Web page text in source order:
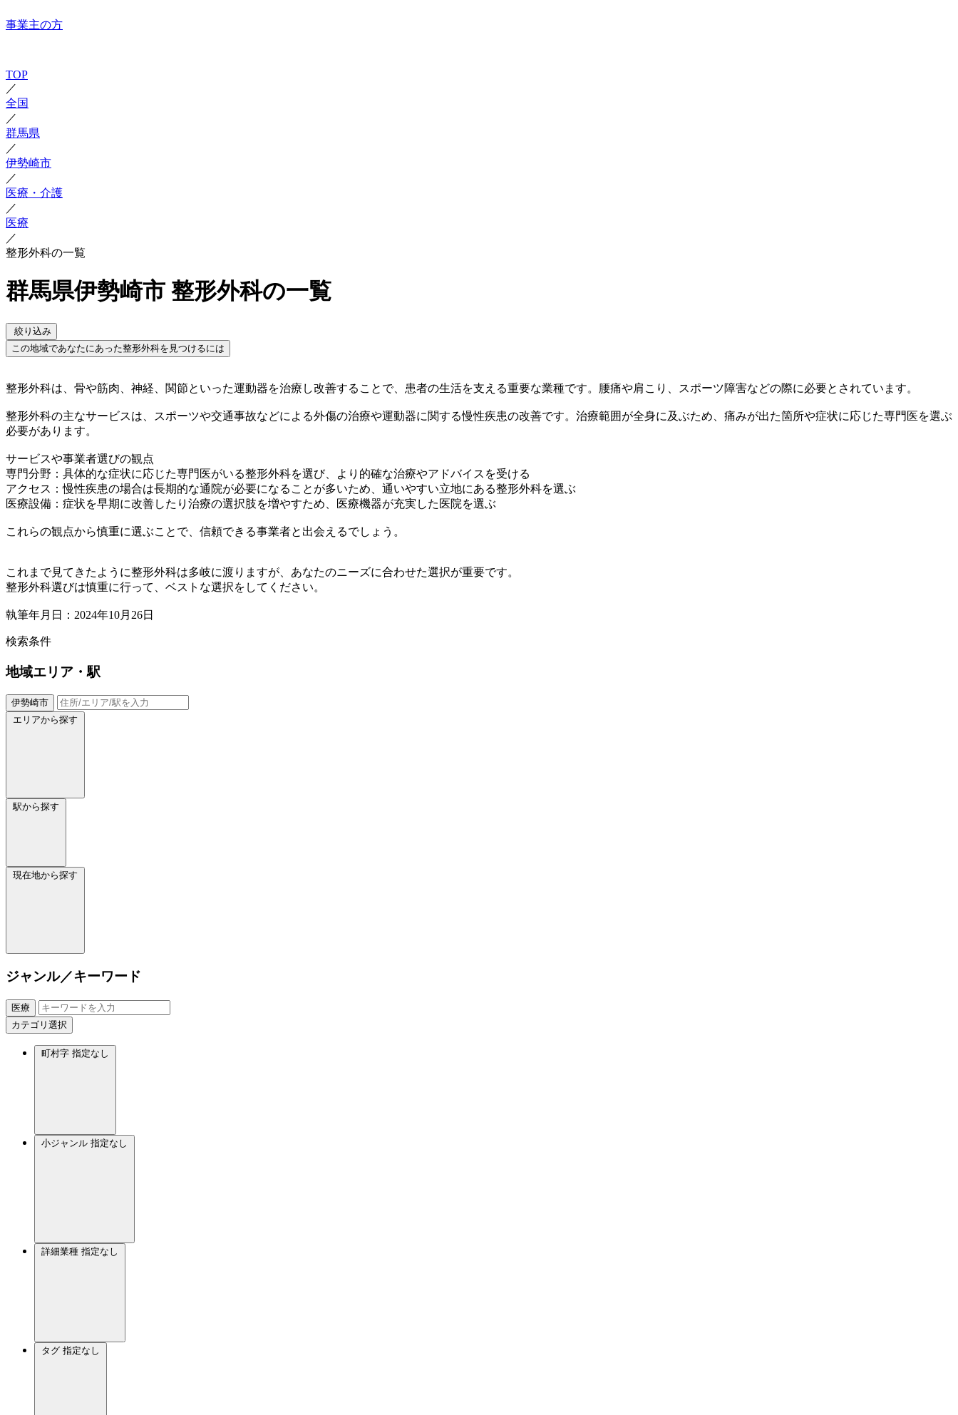
事業主の方
TOP
／
全国
／
群馬県
／
伊勢崎市
／
医療・介護
／
医療
／
整形外科の一覧
群馬県伊勢崎市 整形外科の一覧
絞り込み
この地域であなたにあった整形外科を見つけるには
整形外科は、骨や筋肉、神経、関節といった運動器を治療し改善することで、患者の生活を支える重要な業種です。腰痛や肩こり、スポーツ障害などの際に必要とされています。
整形外科の主なサービスは、スポーツや交通事故などによる外傷の治療や運動器に関する慢性疾患の改善です。治療範囲が全身に及ぶため、痛みが出た箇所や症状に応じた専門医を選ぶ
必要があります。
サービスや事業者選びの観点
専門分野：具体的な症状に応じた専門医がいる整形外科を選び、より的確な治療やアドバイスを受ける
アクセス：慢性疾患の場合は長期的な通院が必要になることが多いため、通いやすい立地にある整形外科を選ぶ
医療設備：症状を早期に改善したり治療の選択肢を増やすため、医療機器が充実した医院を選ぶ
これらの観点から慎重に選ぶことで、信頼できる事業者と出会えるでしょう。
これまで見てきたように整形外科は多岐に渡りますが、あなたのニーズに合わせた選択が重要です。
整形外科選びは慎重に行って、ベストな選択をしてください。
執筆年月日：2024年10月26日
検索条件
地域エリア・駅
伊勢崎市
エリアから探す
駅から探す
現在地から探す
ジャンル／キーワード
医療
カテゴリ選択
町村字 指定なし
小ジャンル 指定なし
詳細業種 指定なし
タグ 指定なし